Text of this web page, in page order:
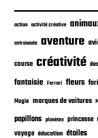
i
a
t
i
o
n
action activité créative
astronaute aventure
course créativité
fantaisie Ferrari fleurs
Magie marques de voitures
papillons planètes princesse
voyage éducation étoiles